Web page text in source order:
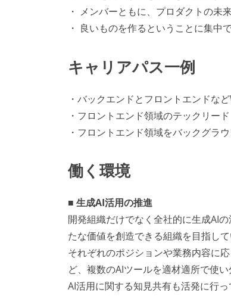
・ メンバーともに、プロダクトの未
・ 良いものを作るということに集中
キャリアパス一例
・バックエンドとフロントエンドな
・フロントエンド領域のテックリード
・フロントエンド領域をバックグラ
働く環境
■ 生成AI活用の推進
開発組織だけでなく全社的に生成AI
たな価値を創造できる組織を目指して
それぞれのポジションや業務内容に
ど、複数のAIツールを適材適所で使い
AI活用に関する知見共有も活発に行